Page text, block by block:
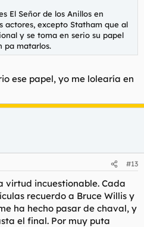
El Señor de los Anillos en
actores, excepto Statham que al
y se toma en serio su papel
pa matarlos.
ese papel, yo me lolearía en
#13
virtud incuestionable. Cada
recuerdo a Bruce Willis y
ha hecho pasar de chaval, y
el final. Por muy puta